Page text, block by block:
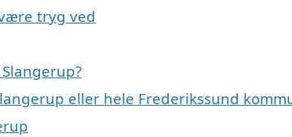
tryg ved
eller hele Frederikssund